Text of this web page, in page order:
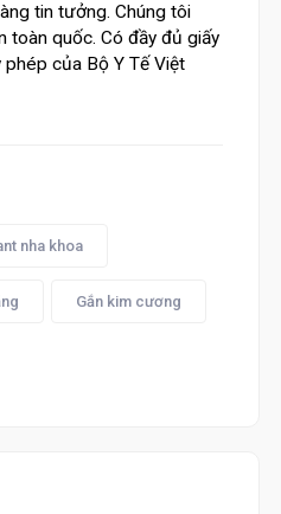
tin tưởng. Chúng tôi
toàn quốc. Có đầy đủ giấy
của Bộ Y Tế Việt
nha khoa
Gắn kim cương